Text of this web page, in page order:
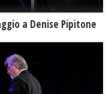
a Denise Pipitone